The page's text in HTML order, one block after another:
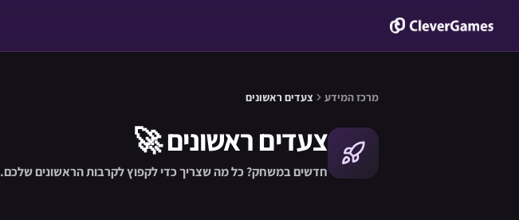
מרכז המידע צעדים ראשונים
צעדים ראשונים🚀
חדשים במשחק? כל מה שצריך כדי לקפוץ לקרבות הראשונים שלכם.